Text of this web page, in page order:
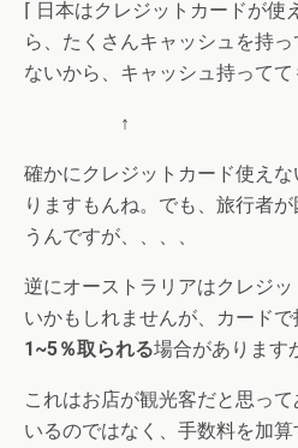
⌈ 日本はクレジットカードが使
ら、たくさんキャッシュを持
ないから、キャッシュ持って
↑
確かにクレジットカード使え
りますもんね。でも、旅行者
うんですが、、、、
逆にオーストラリアはクレジ
いかもしれませんが、カードで
1~5％取られる場合があります
これはお店が観光客だと思っ
いるのではなく、手数料を加